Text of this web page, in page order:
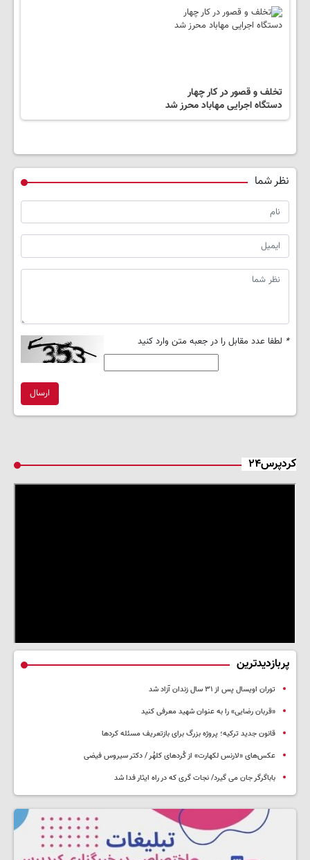
تخلف و قصور در کار چهار
دستگاه اجرایی مهاباد محرز شد
نظر شما
* لطفا عدد مقابل را در جعبه متن وارد کنید
ارسال
کردپرس۲۴
پربازدیدترین
توران اویسال پس از ۳۱ سال زندان آزاد شد
«قربان رضایی» را به عنوان شهید معرفی کنید
قانون جدید ترکیه؛ پروژه بزرگ‌ برای بازتعریف مسئله کردها
عکس‌های «لارنس لکهارت» از کُردهای کلهُر / دکتر سیروس فیضی
باباگرگر جان می گیرد/ نجات گری که در راه ایثار فدا شد